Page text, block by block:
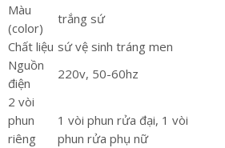
Màu
(color)
trắng sứ
Chất liệu sứ vệ sinh tráng men
Nguồn
điện
220v, 50-60hz
2 vòi
phun
riêng
1 vòi phun rửa đại, 1 vòi
phun rửa phụ nữ